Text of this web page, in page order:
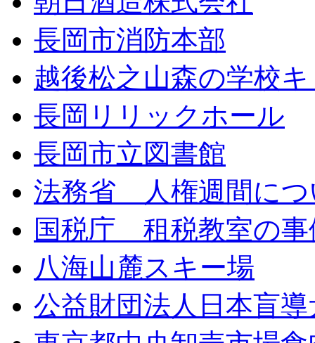
長岡市消防本部
越後松之山森の学校
長岡リリックホール
長岡市立図書館
法務省 人権週間につ
国税庁 租税教室の事
八海山麓スキー場
公益財団法人日本盲